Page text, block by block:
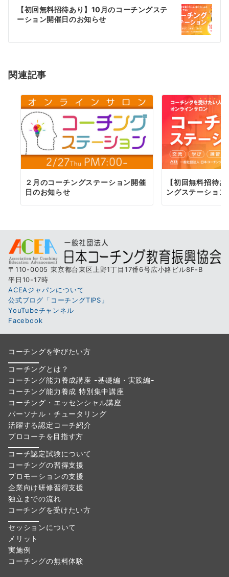
シ
ン
【初回無料招待あり】10月のコーチングステ
ーション開催日のお知らせ
関連記事
２月のコーチングステーション開催
日のお知らせ
【初回無料招待
ングステーショ
〒110-0005 東京都台東区上野1丁目17番6号広小路ビル8F-B
平日10-17時
ACEAジャパンについて
公式ブログ「コーチングTIPS」
YouTubeチャンネル
Facebook
コーチングを学びたい方
コーチングとは？
コーチング能力養成講座 -基礎編・実践編-
コーチング能力養成 特別集中講座
コーチング・エッセンシャル講座
パーソナル・チュータリング
活躍する認定コーチ紹介
プロコーチを目指す方
コーチ認定試験について
コーチングの習得支援
プロモーションの支援
企業向け研修習得支援
独立までの流れ
コーチングを受けたい方
セッションについて
メリット
実施例
コーチングの無料体験